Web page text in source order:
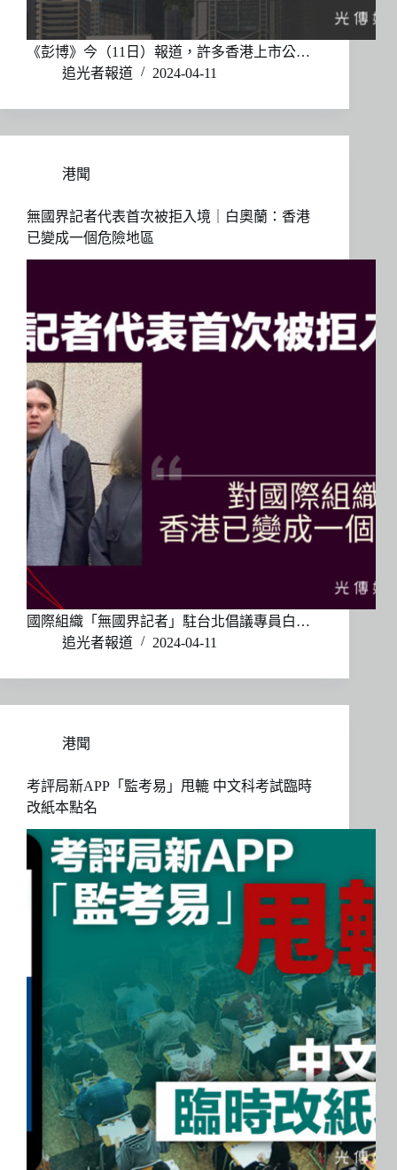
《彭博》今（11日）報道，許多香港上市公…
追光者報道
2024-04-11
港聞
無國界記者代表首次被拒入境｜白奧蘭：香港
已變成一個危險地區
國際組織「無國界記者」駐台北倡議專員白…
追光者報道
2024-04-11
港聞
考評局新APP「監考易」甩轆 中文科考試臨時
改紙本點名